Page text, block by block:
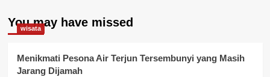
You may have missed
wisata
Menikmati Pesona Air Terjun Tersembunyi yang Masih
Jarang Dijamah